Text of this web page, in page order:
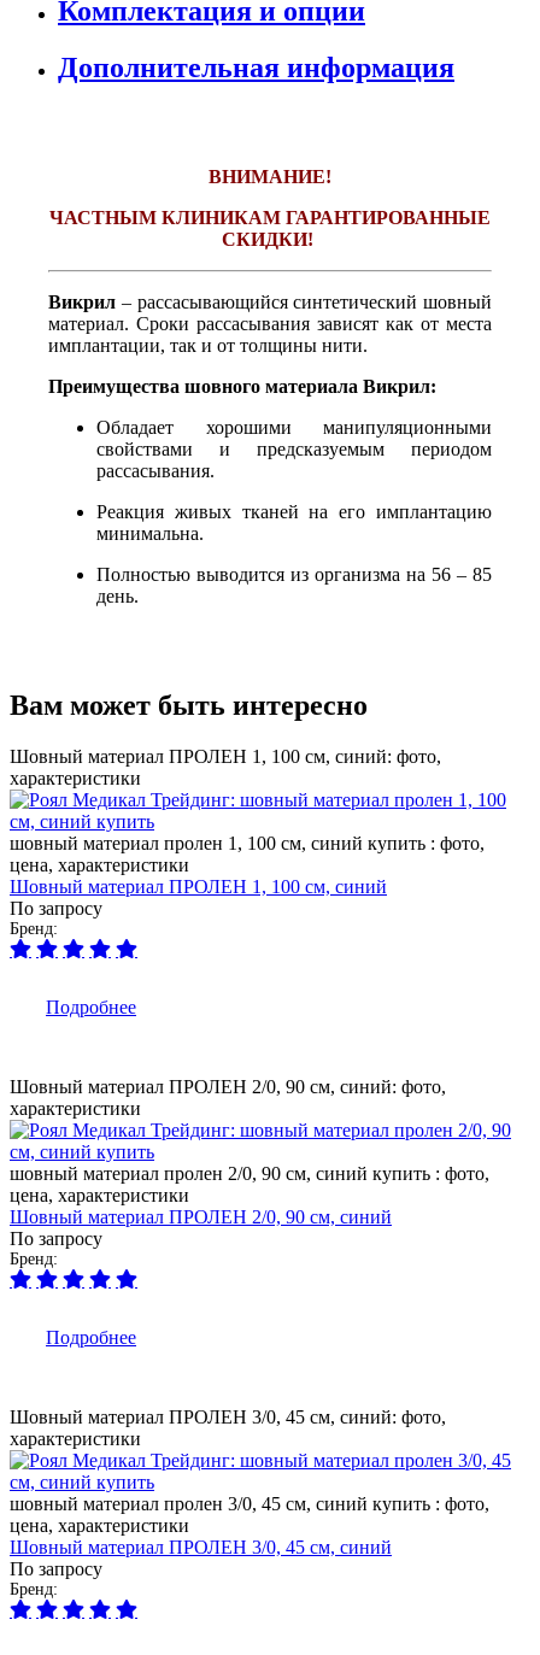
Комплектация и опции
Дополнительная информация
ВНИМАНИЕ!
ЧАСТНЫМ КЛИНИКАМ ГАРАНТИРОВАННЫЕ
СКИДКИ!
Викрил – рассасывающийся синтетический шовный
материал. Сроки рассасывания зависят как от места
имплантации, так и от толщины нити.
Преимущества шовного материала Викрил:
Обладает хорошими манипуляционными
свойствами и предсказуемым периодом
рассасывания.
Реакция живых тканей на его имплантацию
минимальна.
Полностью выводится из организма на 56 – 85
день.
Вам может быть интересно
Шовный материал ПРОЛЕН 1, 100 см, синий: фото,
характеристики
шовный материал пролен 1, 100 см, синий купить : фото,
цена, характеристики
Шовный материал ПРОЛЕН 1, 100 см, синий
По запросу
Бренд:
Подробнее
Шовный материал ПРОЛЕН 2/0, 90 см, синий: фото,
характеристики
шовный материал пролен 2/0, 90 см, синий купить : фото,
цена, характеристики
Шовный материал ПРОЛЕН 2/0, 90 см, синий
По запросу
Бренд:
Подробнее
Шовный материал ПРОЛЕН 3/0, 45 см, синий: фото,
характеристики
шовный материал пролен 3/0, 45 см, синий купить : фото,
цена, характеристики
Шовный материал ПРОЛЕН 3/0, 45 см, синий
По запросу
Бренд: